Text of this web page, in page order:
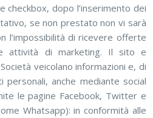
checkbox, dopo l’inserimento dei
se non prestato non vi sarà
l’impossibilità di ricevere offerte
attività di marketing. Il sito e
veicolano informazioni e, di
anche mediante social
le pagine Facebook, Twitter e
Whatsapp): in conformità alle